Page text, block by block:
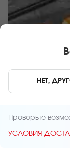
НЕТ,
Проверьте
УСЛОВИЯ